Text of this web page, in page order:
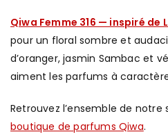
Qiwa Femme 316 — inspiré de
pour un floral sombre et
d’oranger, jasmin Sambac et
aiment les parfums à
Retrouvez l’ensemble de
boutique de parfums Qiwa.